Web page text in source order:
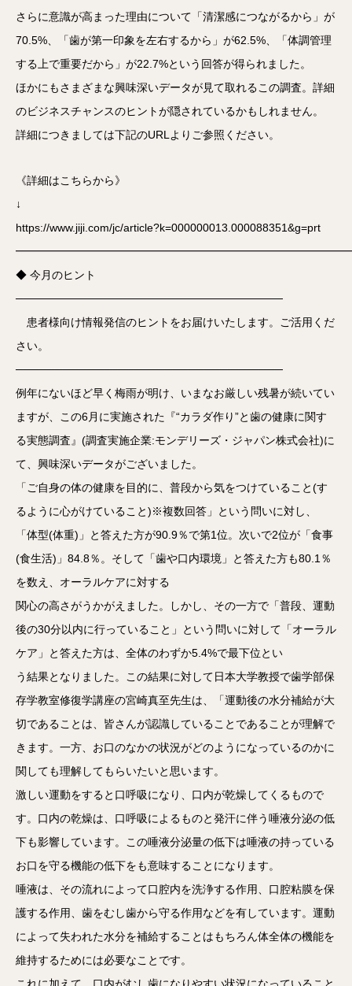
さらに意識が高まった理由について「清潔感につながるから」が
70.5%、「歯が第一印象を左右するから」が62.5%、「体調管理
する上で重要だから」が22.7%という回答が得られました。
ほかにもさまざまな興味深いデータが見て取れるこの調査。詳細
のビジネスチャンスのヒントが隠されているかもしれません。
詳細につきましては下記のURLよりご参照ください。
《詳細はこちらから》
↓
https://www.jiji.com/jc/article?k=000000013.000088351&g=prt
◆ 今月のヒント
──────────────────────────────────
患者様向け情報発信のヒントをお届けいたします。ご活用くだ
さい。
──────────────────────────────────
例年にないほど早く梅雨が明け、いまなお厳しい残暑が続いてい
ますが、この6月に実施された『“カラダ作り”と歯の健康に関す
る実態調査』(調査実施企業:モンデリーズ・ジャパン株式会社)に
て、興味深いデータがございました。
「ご自身の体の健康を目的に、普段から気をつけていること(す
るように心がけていること)※複数回答」という問いに対し、
「体型(体重)」と答えた方が90.9％で第1位。次いで2位が「食事
(食生活)」84.8％。そして「歯や口内環境」と答えた方も80.1％
を数え、オーラルケアに対する
関心の高さがうかがえました。しかし、その一方で「普段、運動
後の30分以内に行っていること」という問いに対して「オーラル
ケア」と答えた方は、全体のわずか5.4%で最下位とい
う結果となりました。この結果に対して日本大学教授で歯学部保
存学教室修復学講座の宮崎真至先生は、「運動後の水分補給が大
切であることは、皆さんが認識していることであることが理解で
きます。一方、お口のなかの状況がどのようになっているのかに
関しても理解してもらいたいと思います。
激しい運動をすると口呼吸になり、口内が乾燥してくるもので
す。口内の乾燥は、口呼吸によるものと発汗に伴う唾液分泌の低
下も影響しています。この唾液分泌量の低下は唾液の持っている
お口を守る機能の低下をも意味することになります。
唾液は、その流れによって口腔内を洗浄する作用、口腔粘膜を保
護する作用、歯をむし歯から守る作用などを有しています。運動
によって失われた水分を補給することはもちろん体全体の機能を
維持するためには必要なことです。